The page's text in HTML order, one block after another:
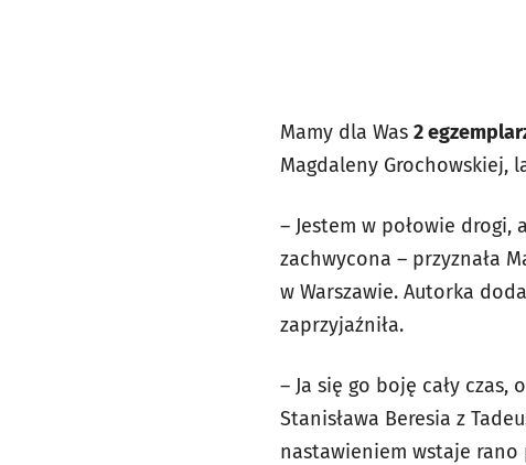
Mamy dla Was 2
Magdaleny Grochowskiej,
– Jestem w połowie
zachwycona – przyznała
w Warszawie. Autorka
zaprzyjaźniła.
– Ja się go boję cały
Stanisława Beresia z
nastawieniem wstaje rano